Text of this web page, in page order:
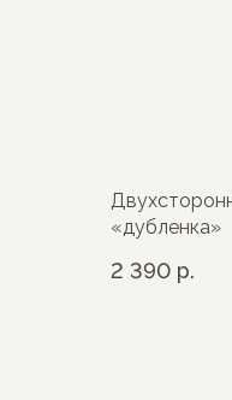
«дубленка»
2 390 р.